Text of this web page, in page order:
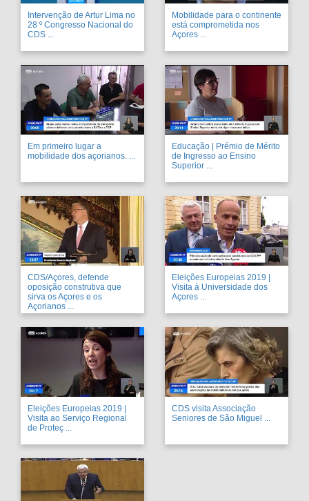
Intervenção de Artur Lima no
28 º Congresso Nacional do
CDS ...
Mobilidade para o continente
está comprometida nos
Açores ...
Em primeiro lugar a
mobilidade dos açorianos. ...
Educação | Prémio de Mérito
de Ingresso ao Ensino
Superior ...
CDS/Açores, defende
oposição construtiva que
sirva os Açores e os
Açorianos ...
Eleições Europeias 2019 |
Visita à Universidade dos
Açores ...
Eleições Europeias 2019 |
Visita ao Serviço Regional
de Proteç ...
CDS visita Associação
Seniores de São Miguel ...